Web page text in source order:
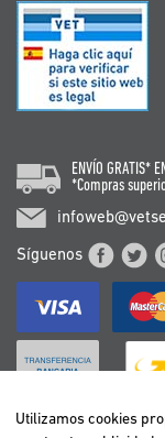
ENVÍO GRATIS*
*Compras
Síguenos
Utilizamos cookies